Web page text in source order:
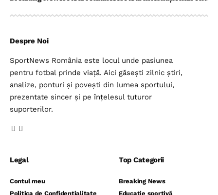
Despre Noi
SportNews România este locul unde pasiunea
pentru fotbal prinde viață. Aici găsești zilnic știri,
analize, ponturi și povești din lumea sportului,
prezentate sincer și pe înțelesul tuturor
suporterilor.
Legal
Contul meu
Politica de Confidențialitate
Top Categorii
Breaking News
Educație sportivă